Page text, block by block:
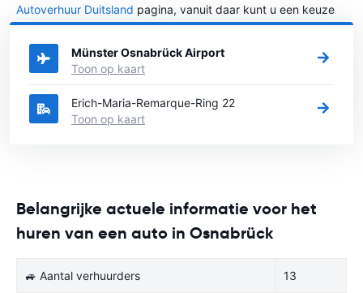
Autoverhuur Duitsland pagina, vanuit daar kunt u een keuze
maken in welke stad in Duitsland u een auto huren wilt.
Münster Osnabrück Airport
Toon op kaart
Erich-Maria-Remarque-Ring 22
Toon op kaart
Belangrijke actuele informatie voor het
huren van een auto in Osnabrück
🚙 Aantal verhuurders 13